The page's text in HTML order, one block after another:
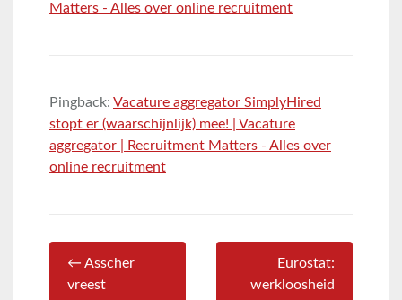
Matters - Alles over online recruitment
Pingback: Vacature aggregator SimplyHired
stopt er (waarschijnlijk) mee! | Vacature
aggregator | Recruitment Matters - Alles over
online recruitment
← Asscher
vreest
Eurostat:
werkloosheid